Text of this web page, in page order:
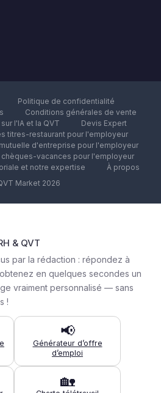
Politique de confidentialité
Conditions générales de vente
l'IA et la QVT
Devis Expert
titres-restaurant pour l'employeur
d'entreprise pour l'employeur
chèques-vacances pour l'employeur
et notre expertise
À propos
Market 2026
& QVT
par la rédaction : répondez à
en quelques secondes un
vraiment personnalisé — sans
!
📢
Générateur d’offre
d’emploi
🏡